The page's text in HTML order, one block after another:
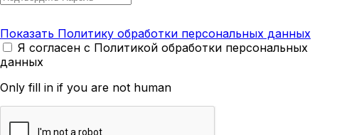
Показать Политику обработки персональных данных
Я согласен с Политикой обработки персональных
данных
Only fill in if you are not human